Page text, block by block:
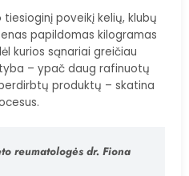
poveikį kelių, klubų
papildomas kilogramas
kurios sąnariai greičiau
– ypač daug rafinuotų
produktų – skatina
reumatologės dr. Fiona